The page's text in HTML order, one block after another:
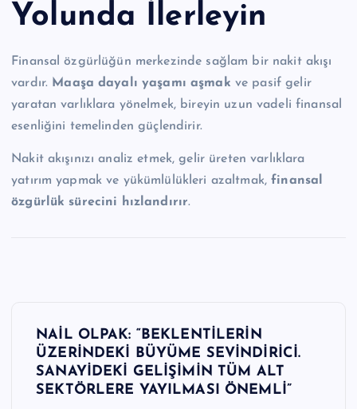
Yolunda İlerleyin
Finansal özgürlüğün merkezinde sağlam bir nakit akışı
vardır. Maaşa dayalı yaşamı aşmak ve pasif gelir
yaratan varlıklara yönelmek, bireyin uzun vadeli finansal
esenliğini temelinden güçlendirir.
Nakit akışınızı analiz etmek, gelir üreten varlıklara
yatırım yapmak ve yükümlülükleri azaltmak,finansal
özgürlük sürecini hızlandırır.
NAİL OLPAK: “BEKLENTİLERİN
ÜZERİNDEKİ BÜYÜME SEVİNDİRİCİ.
SANAYİDEKİ GELİŞİMİN TÜM ALT
SEKTÖRLERE YAYILMASI ÖNEMLİ”